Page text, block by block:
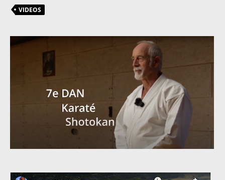
VIDEOS